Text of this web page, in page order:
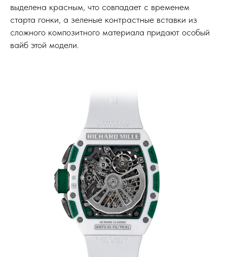
выделена красным, что совпадает с временем
старта гонки, а зеленые контрастные вставки из
сложного композитного материала придают особый
вайб этой модели.